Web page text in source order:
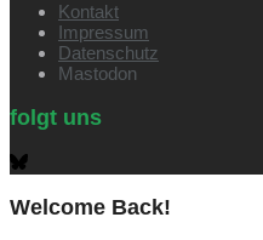
Kontakt
Impressum
Datenschutz
Mastodon
folgt uns
Welcome Back!